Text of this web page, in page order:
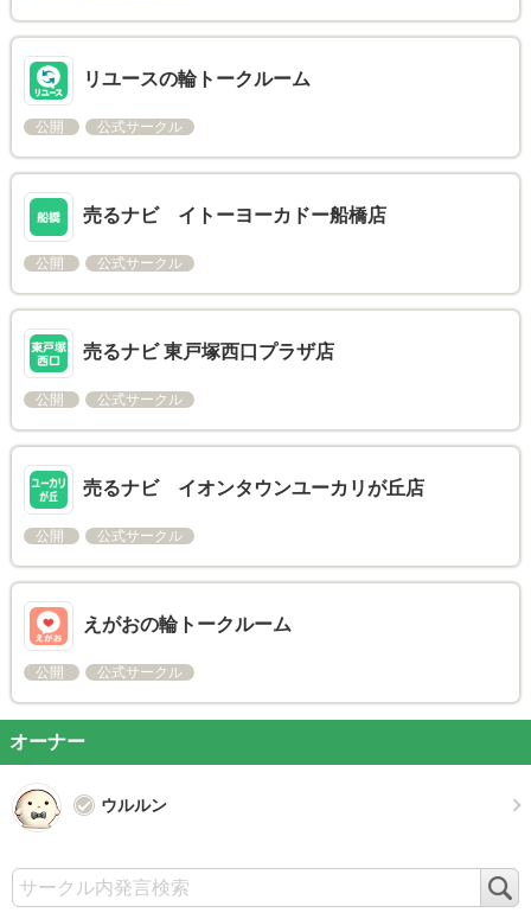
リユースの輪トークルーム
公開 公式サークル
売るナビ イトーヨーカドー船橋店
公開 公式サークル
売るナビ 東戸塚西口プラザ店
公開 公式サークル
売るナビ イオンタウンユーカリが丘店
公開 公式サークル
えがおの輪トークルーム
公開 公式サークル
オーナー
ウルルン